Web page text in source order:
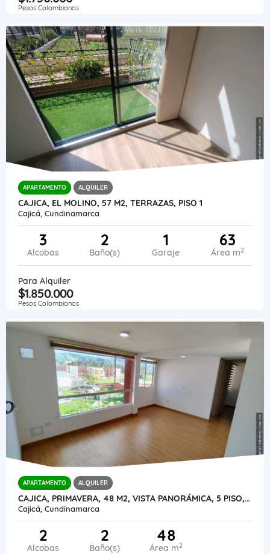
Pesos Colombianos
APARTAMENTO ALQUILER
CAJICA, EL MOLINO, 57 M2, TERRAZAS, PISO 1
Cajicá, Cundinamarca
3
Alcobas
2
Baño(s)
1
Garaje
63
Área m2
Para Alquiler
$1.850.000
Pesos Colombianos
APARTAMENTO ALQUILER
CAJICA, PRIMAVERA, 48 M2, VISTA PANORÁMICA, 5 PISO, SIN ASCENSOR
Cajicá, Cundinamarca
2
Alcobas
2
Baño(s)
48
Área m2